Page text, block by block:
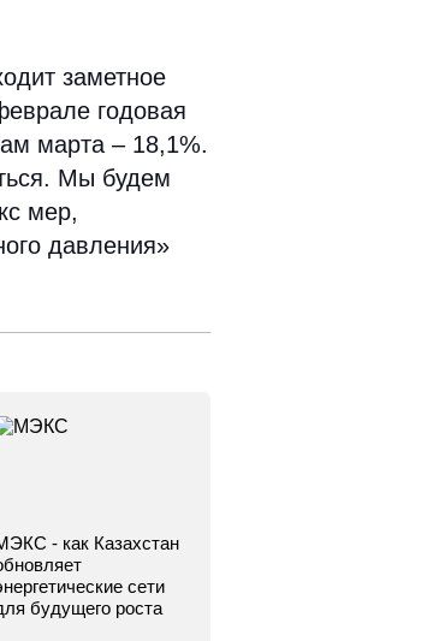
заметное
годовая
марта – 18,1%.
Мы будем
мер,
давления»
- как Казахстан
сети
будущего роста